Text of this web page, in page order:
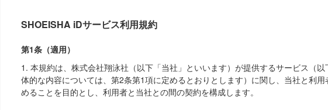
SHOEISHA iDサービス利用規約
第1条（適用）
1. 本規約は、株式会社翔泳社（以下「当社」といいます）が提供するサービス（
体的な内容については、第2条第1項に定めるとおりとします）に関し、当社と利
めることを目的とし、利用者と当社との間の契約を構成します。